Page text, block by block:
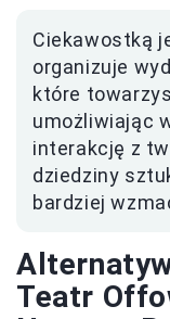
Ciekawostką
organizuje
które
umożliwiając
interakcję z
dziedziny
bardziej
Teatr